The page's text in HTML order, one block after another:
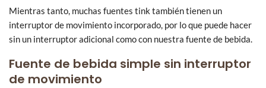
Mientras tanto, muchas fuentes tink también tienen un
interruptor de movimiento incorporado, por lo que puede hacer
sin un interruptor adicional como con nuestra fuente de bebida.
Fuente de bebida simple sin interruptor
de movimiento